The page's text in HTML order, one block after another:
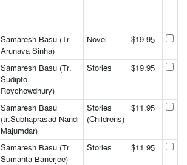
Samaresh Basu (Tr.
Arunava Sinha)
Novel $19.95
Samaresh Basu (Tr.
Sudipto
Roychowdhury)
Stories $19.95
Samaresh Basu
(tr.Subhaprasad Nandi
Majumdar)
Stories
(Childrens)
$11.95
Samaresh Basu (Tr.
Sumanta Banerjee)
Stories $11.95